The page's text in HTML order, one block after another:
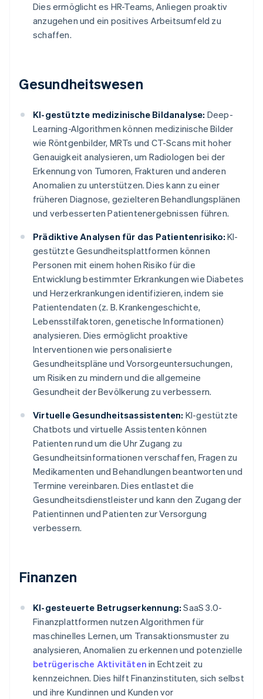
Dies ermöglicht es HR-Teams, Anliegen proaktiv
anzugehen und ein positives Arbeitsumfeld zu
schaffen.
Gesundheitswesen
KI-gestützte medizinische Bildanalyse: Deep-
Learning-Algorithmen können medizinische Bilder
wie Röntgenbilder, MRTs und CT-Scans mit hoher
Genauigkeit analysieren, um Radiologen bei der
Erkennung von Tumoren, Frakturen und anderen
Anomalien zu unterstützen. Dies kann zu einer
früheren Diagnose, gezielteren Behandlungsplänen
und verbesserten Patientenergebnissen führen.
Prädiktive Analysen für das Patientenrisiko: KI-
gestützte Gesundheitsplattformen können
Personen mit einem hohen Risiko für die
Entwicklung bestimmter Erkrankungen wie Diabetes
und Herzerkrankungen identifizieren, indem sie
Patientendaten (z. B. Krankengeschichte,
Lebensstilfaktoren, genetische Informationen)
analysieren. Dies ermöglicht proaktive
Interventionen wie personalisierte
Gesundheitspläne und Vorsorgeuntersuchungen,
um Risiken zu mindern und die allgemeine
Gesundheit der Bevölkerung zu verbessern.
Virtuelle Gesundheitsassistenten: KI-gestützte
Chatbots und virtuelle Assistenten können
Patienten rund um die Uhr Zugang zu
Gesundheitsinformationen verschaffen, Fragen zu
Medikamenten und Behandlungen beantworten und
Termine vereinbaren. Dies entlastet die
Gesundheitsdienstleister und kann den Zugang der
Patientinnen und Patienten zur Versorgung
verbessern.
Finanzen
KI-gesteuerte Betrugserkennung: SaaS 3.0-
Finanzplattformen nutzen Algorithmen für
maschinelles Lernen, um Transaktionsmuster zu
analysieren, Anomalien zu erkennen und potenzielle
betrügerische Aktivitäten in Echtzeit zu
kennzeichnen. Dies hilft Finanzinstituten, sich selbst
und ihre Kundinnen und Kunden vor